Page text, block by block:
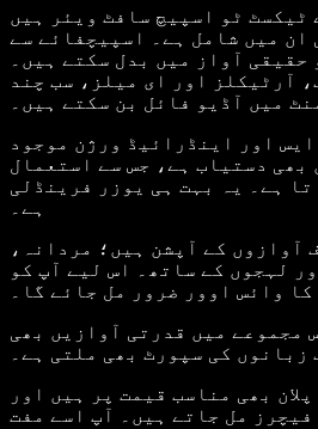
ٹیکسٹ ٹو اسپیچ سافٹ ویئر ہیں
ان میں شامل ہے۔ اسپیچفائے سے
حقیقی آواز میں بدل سکتے ہیں۔
آرٹیکلز اور ای میلز، سب چند
اور اینڈرائیڈ ورژن موجود
بھی دستیاب ہے، جس سے استعمال
ہے۔ یہ بہت ہی یوزر فرینڈلی
ہے۔
آوازوں کے آپشن ہیں؛ مردانہ،
لہجوں کے ساتھ۔ اس لیے آپ کو
مجموعے میں قدرتی آوازیں بھی
بھی مناسب قیمت پر ہیں اور
مل جاتے ہیں۔ آپ اسے مفت